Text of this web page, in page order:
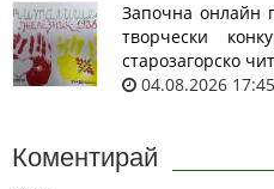
Започна онлайн
творчески
старозагорско
04.08.2026 17:45
Коментирай